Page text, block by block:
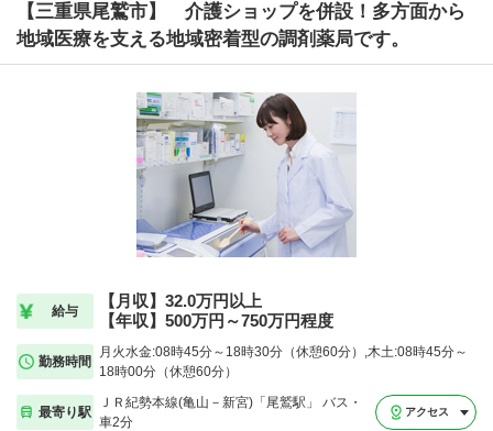
【三重県尾鷲市】 介護ショップを併設！多方面から
地域医療を支える地域密着型の調剤薬局です。
給与
【月収】32.0万円以上
【年収】500万円～750万円程度
勤務時間
月火水金:08時45分～18時30分（休憩60分）,木土:08時45分～
18時00分（休憩60分）
最寄り駅
ＪＲ紀勢本線(亀山－新宮)「尾鷲駅」 バス・
車2分
アクセス